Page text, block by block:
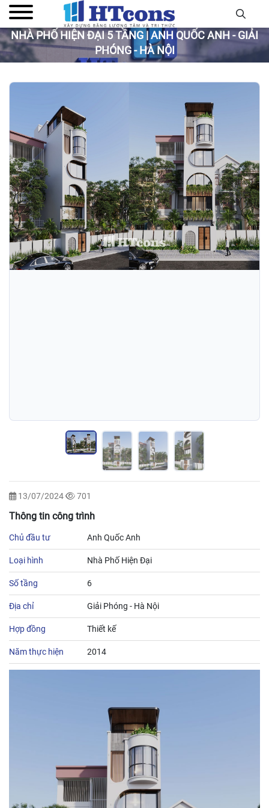
NHÀ PHỐ HIỆN ĐẠI 5 TẦNG | ANH QUỐC ANH - GIẢI
PHÓNG - HÀ NỘI
13/07/2024 701
Thông tin công trình
Chủ đầu tư Anh Quốc Anh
Loại hình Nhà Phố Hiện Đại
Số tầng 6
Địa chỉ Giải Phóng - Hà Nội
Hợp đồng Thiết kế
Năm thực hiện 2014